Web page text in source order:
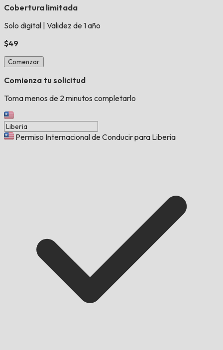
Cobertura limitada
Solo digital Validez de 1 año
$49
Comenzar
Comienza tu solicitud
Toma menos de 2 minutos completarlo
Permiso Internacional de Conducir para Liberia